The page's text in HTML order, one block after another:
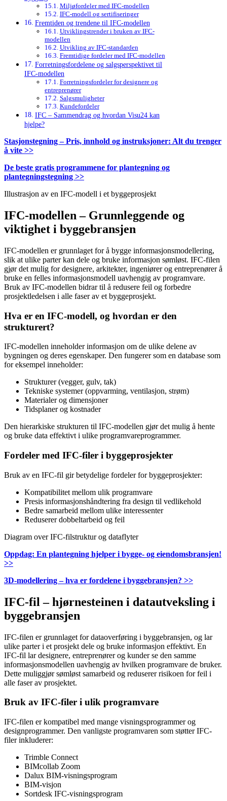
Miljøfordeler med IFC-modellen
IFC-modell og sertifiseringer
Fremtiden og trendene til IFC-modellen
Utviklingstrender i bruken av IFC-
modellen
Utvikling av IFC-standarden
Fremtidige fordeler med IFC-modellen
Forretningsfordelene og salgsperspektivet til
IFC-modellen
Forretningsfordeler for designere og
entreprenører
Salgsmuligheter
Kundefordeler
IFC – Sammendrag og hvordan Visu24 kan
hjelpe?
Stasjonstegning – Pris, innhold og instruksjoner: Alt du trenger
å vite >>
De beste gratis programmene for plantegning og
plantegningstegning >>
Illustrasjon av en IFC-modell i et byggeprosjekt
IFC-modellen – Grunnleggende og
viktighet i byggebransjen
IFC-modellen er grunnlaget for å bygge informasjonsmodellering,
slik at ulike parter kan dele og bruke informasjon sømløst. IFC-filen
gjør det mulig for designere, arkitekter, ingeniører og entreprenører å
bruke en felles informasjonsmodell uavhengig av programvare.
Bruk av IFC-modellen bidrar til å redusere feil og forbedre
prosjektledelsen i alle faser av et byggeprosjekt.
Hva er en IFC-modell, og hvordan er den
strukturert?
IFC-modellen inneholder informasjon om de ulike delene av
bygningen og deres egenskaper. Den fungerer som en database som
for eksempel inneholder:
Strukturer (vegger, gulv, tak)
Tekniske systemer (oppvarming, ventilasjon, strøm)
Materialer og dimensjoner
Tidsplaner og kostnader
Den hierarkiske strukturen til IFC-modellen gjør det mulig å hente
og bruke data effektivt i ulike programvareprogrammer.
Fordeler med IFC-filer i byggeprosjekter
Bruk av en IFC-fil gir betydelige fordeler for byggeprosjekter:
Kompatibilitet mellom ulik programvare
Presis informasjonshåndtering fra design til vedlikehold
Bedre samarbeid mellom ulike interessenter
Reduserer dobbeltarbeid og feil
Diagram over IFC-filstruktur og dataflyter
Oppdag: En plantegning hjelper i bygge- og eiendomsbransjen!
>>
3D-modellering – hva er fordelene i byggebransjen? >>
IFC-fil – hjørnesteinen i datautveksling i
byggebransjen
IFC-filen er grunnlaget for dataoverføring i byggebransjen, og lar
ulike parter i et prosjekt dele og bruke informasjon effektivt. En
IFC-fil lar designere, entreprenører og kunder se den samme
informasjonsmodellen uavhengig av hvilken programvare de bruker.
Dette muliggjør sømløst samarbeid og reduserer risikoen for feil i
alle faser av prosjektet.
Bruk av IFC-filer i ulik programvare
IFC-filen er kompatibel med mange visningsprogrammer og
designprogrammer. Den vanligste programvaren som støtter IFC-
filer inkluderer:
Trimble Connect
BIMcollab Zoom
Dalux BIM-visningsprogram
BIM-visjon
Sortdesk IFC-visningsprogram